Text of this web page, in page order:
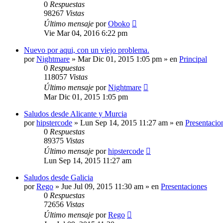
0 Respuestas
98267 Vistas
Último mensaje porOboko
Vie Mar 04, 2016 6:22 pm
Nuevo por aqui, con un viejo problema.
porNightmare » Mar Dic 01, 2015 1:05 pm » en Principal
0 Respuestas
118057 Vistas
Último mensaje porNightmare
Mar Dic 01, 2015 1:05 pm
Saludos desde Alicante y Murcia
porhipstercode » Lun Sep 14, 2015 11:27 am » en
0 Respuestas
89375 Vistas
Último mensaje porhipstercode
Lun Sep 14, 2015 11:27 am
Saludos desde Galicia
porRego » Jue Jul 09, 2015 11:30 am » en Presentaciones
0 Respuestas
72656 Vistas
Último mensaje porRego